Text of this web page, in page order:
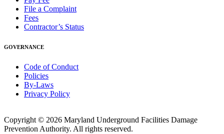
File a Complaint
Fees
Contractor’s Status
GOVERNANCE
Code of Conduct
Policies
By-Laws
Privacy Policy
Copyright © 2026 Maryland Underground Facilities Damage
Prevention Authority. All rights reserved.